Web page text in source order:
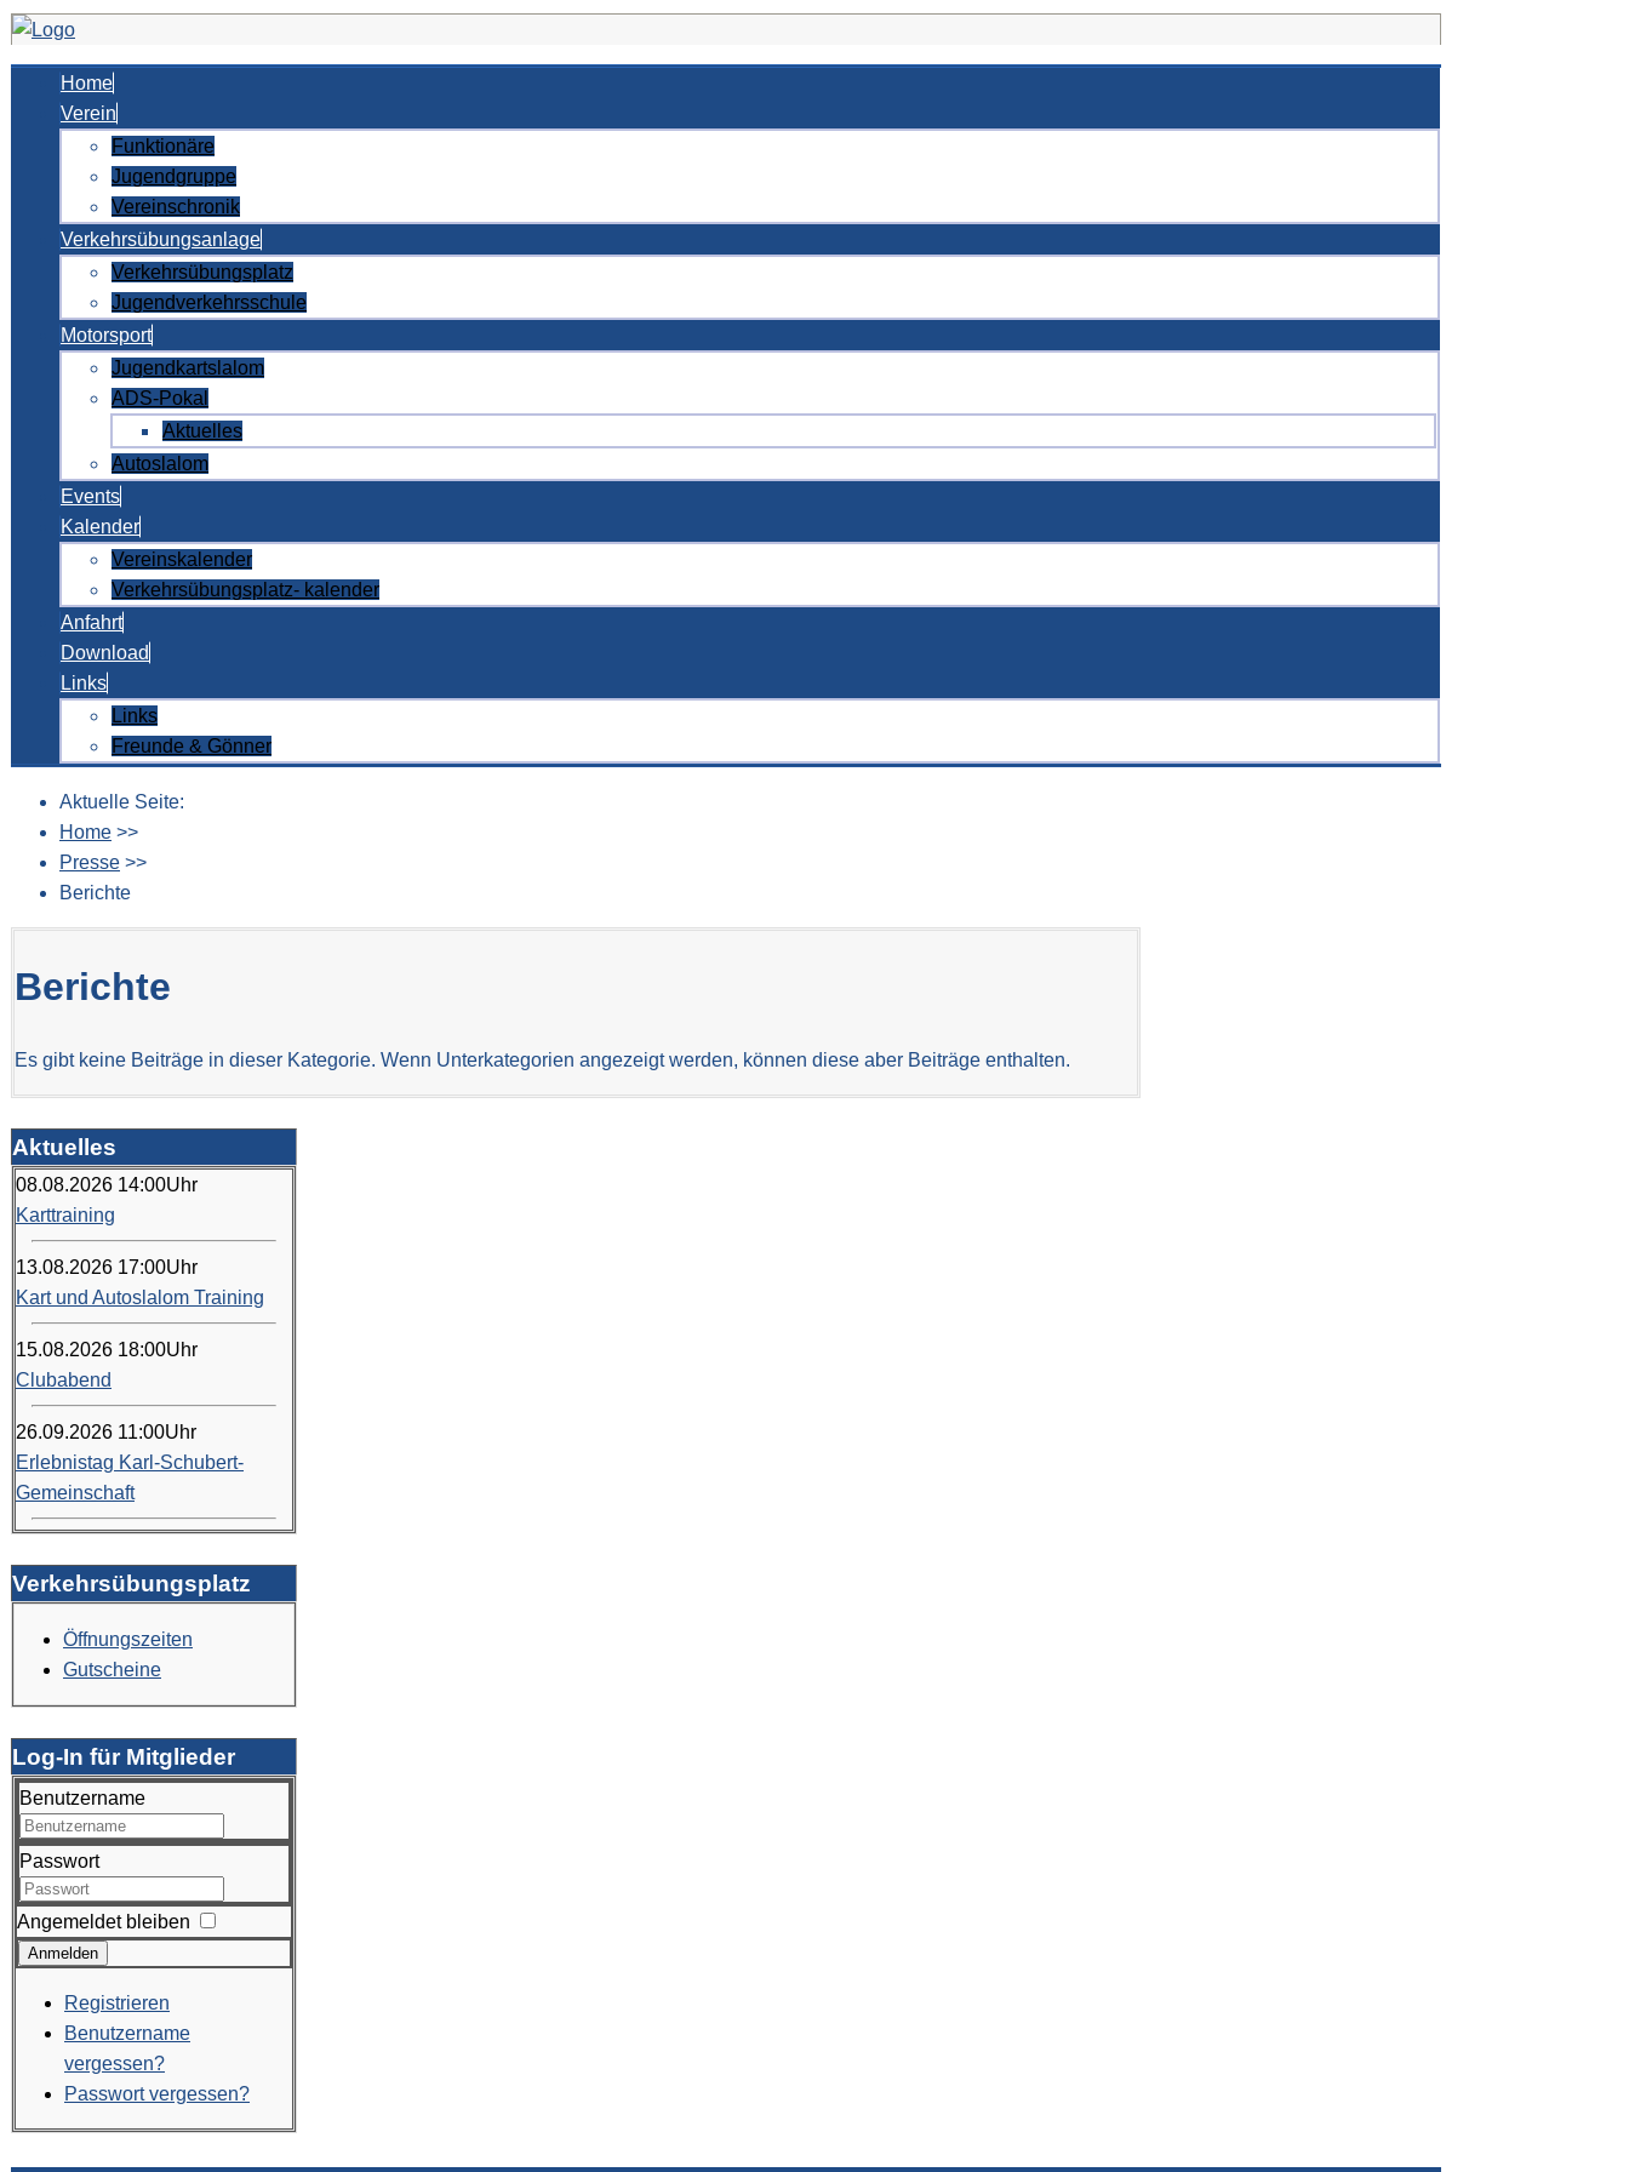
Home
Verein
Funktionäre
Jugendgruppe
Vereinschronik
Verkehrsübungsanlage
Verkehrsübungsplatz
Jugendverkehrsschule
Motorsport
Jugendkartslalom
ADS-Pokal
Aktuelles
Autoslalom
Events
Kalender
Vereinskalender
Verkehrsübungsplatz- kalender
Anfahrt
Download
Links
Links
Freunde & Gönner
Aktuelle Seite:
Home >>
Presse >>
Berichte
Berichte
Es gibt keine Beiträge in dieser Kategorie. Wenn Unterkategorien angezeigt werden, können diese aber Beiträge enthalten.
Aktuelles
08.08.2026 14:00Uhr
Karttraining
13.08.2026 17:00Uhr
Kart und Autoslalom Training
15.08.2026 18:00Uhr
Clubabend
26.09.2026 11:00Uhr
Erlebnistag Karl-Schubert-
Gemeinschaft
Verkehrsübungsplatz
Öffnungszeiten
Gutscheine
Log-In für Mitglieder
Benutzername
Passwort
Angemeldet bleiben
Anmelden
Registrieren
Benutzername
vergessen?
Passwort vergessen?